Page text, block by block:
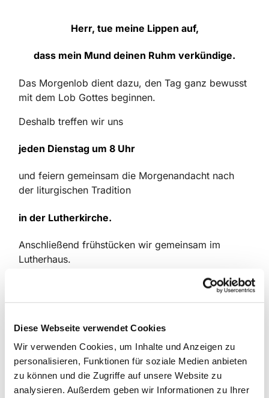
Diese Webseite verwendet Cookies
Wir verwenden Cookies, um Inhalte und Anzeigen zu
personalisieren, Funktionen für soziale Medien anbieten
zu können und die Zugriffe auf unsere Website zu
analysieren. Außerdem geben wir Informationen zu Ihrer
Herr, tue meine Lippen auf,
dass mein Mund deinen Ruhm verkündige.
Das Morgenlob dient dazu, den Tag ganz bewusst
mit dem Lob Gottes beginnen.
Deshalb treffen wir uns
jeden Dienstag um 8 Uhr
und feiern gemeinsam die Morgenandacht nach
der liturgischen Tradition
in der Lutherkirche.
Anschließend frühstücken wir gemeinsam im
Lutherhaus.